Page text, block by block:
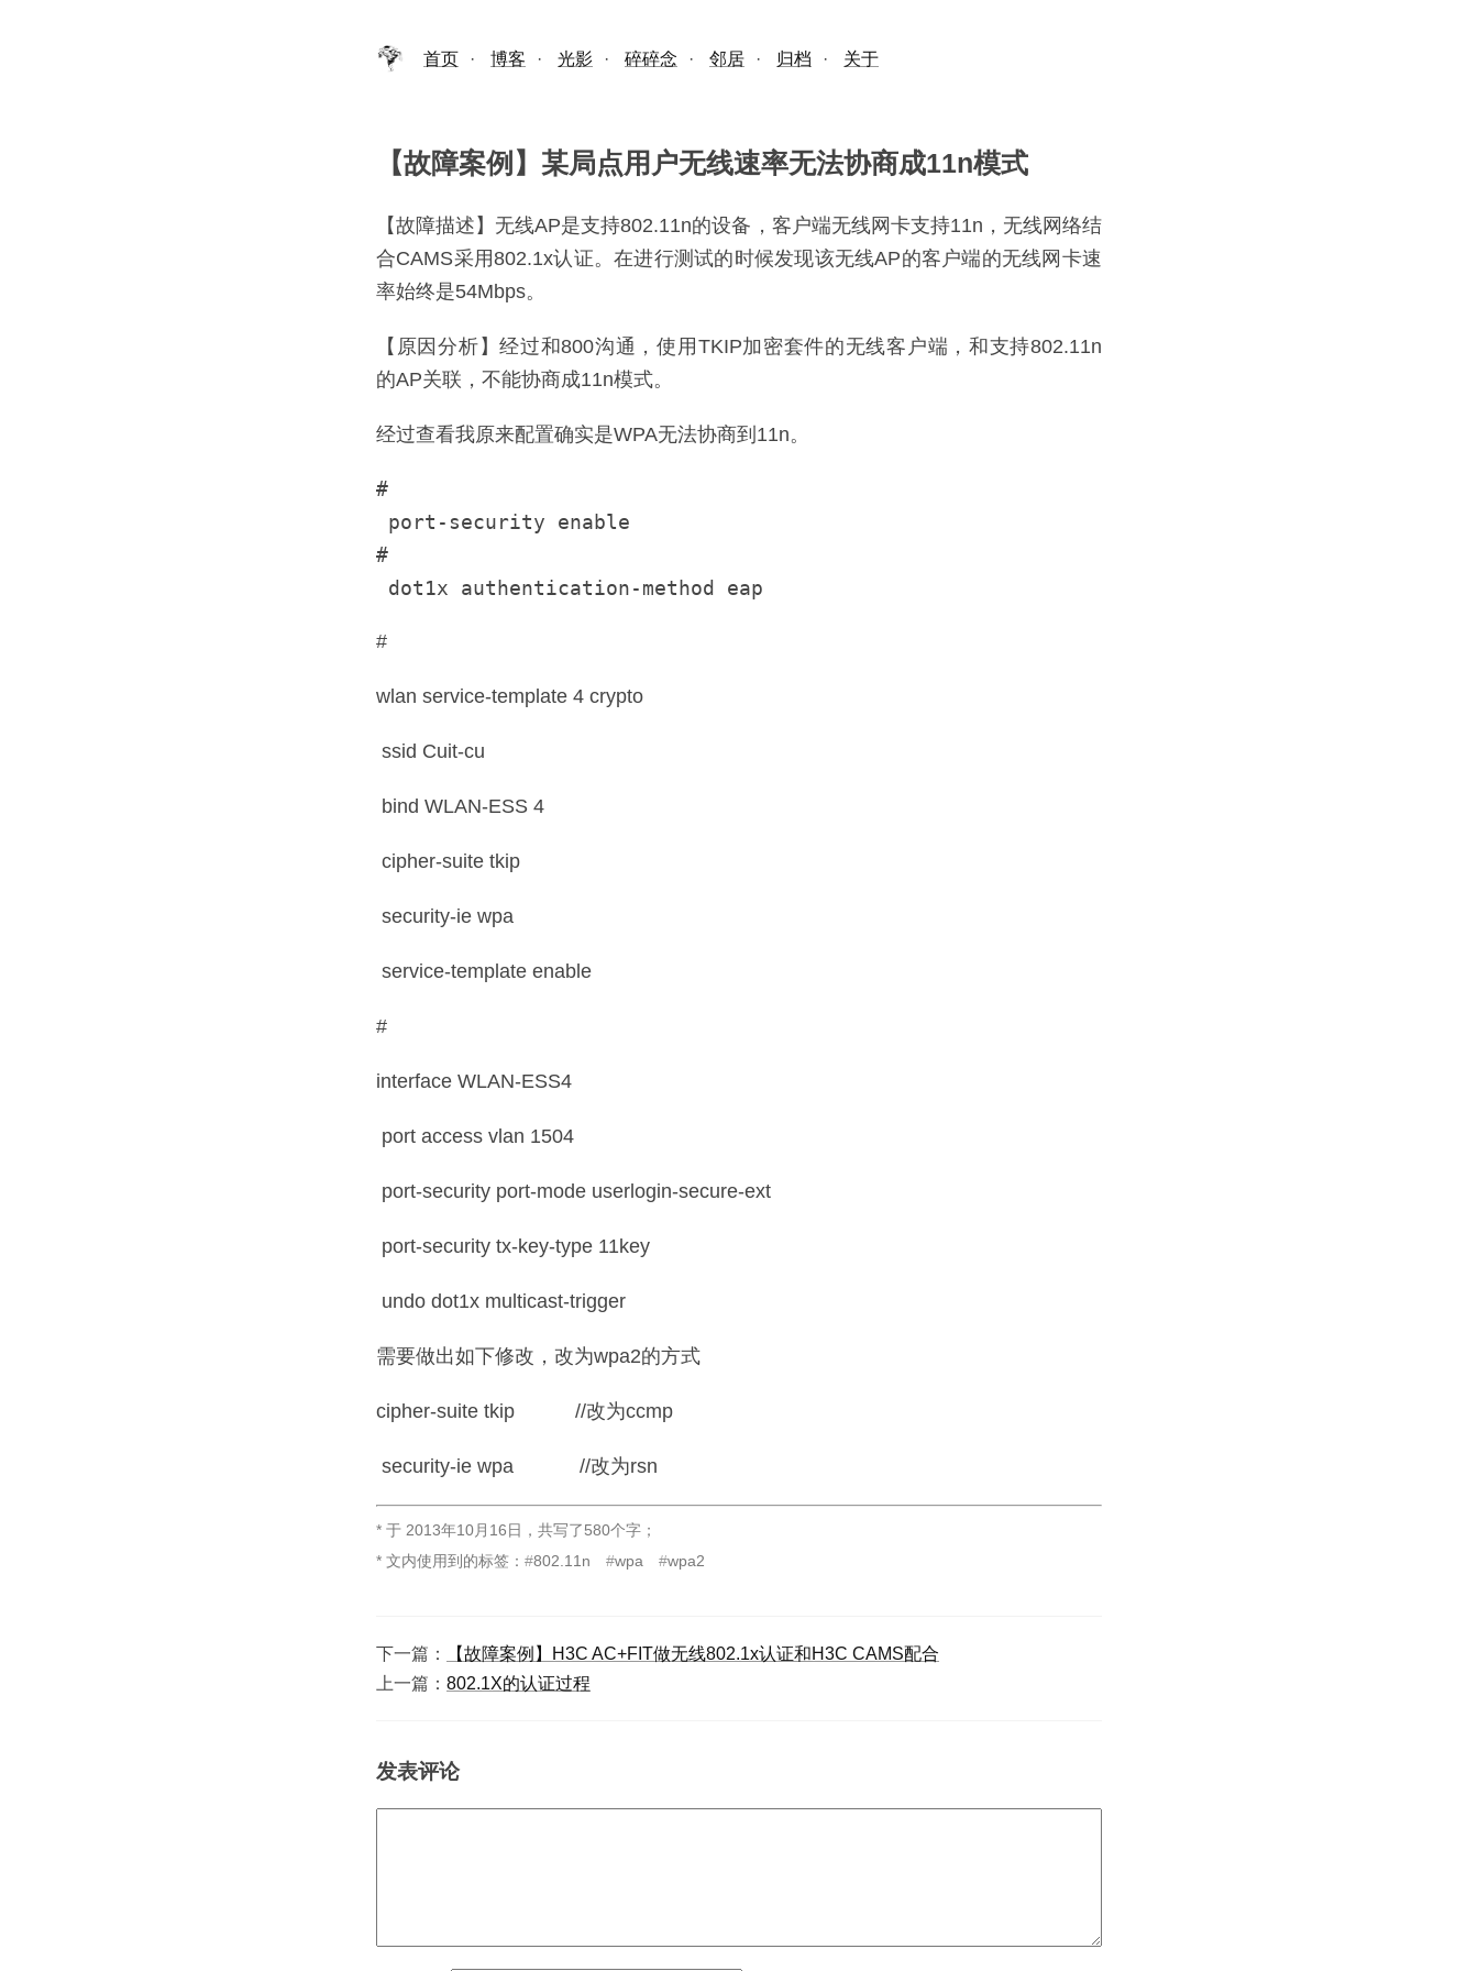
首页 · 博客 · 光影 · 碎碎念 · 邻居 · 归档 · 关于
【故障案例】某局点用户无线速率无法协商成11n模式
【故障描述】无线AP是支持802.11n的设备，客户端无线网卡支持11n，无线网络结
合CAMS采用802.1x认证。在进行测试的时候发现该无线AP的客户端的无线网卡速
率始终是54Mbps。
【原因分析】经过和800沟通，使用TKIP加密套件的无线客户端，和支持802.11n
的AP关联，不能协商成11n模式。
经过查看我原来配置确实是WPA无法协商到11n。
#
port-security enable
#
dot1x authentication-method eap
#
wlan service-template 4 crypto
ssid Cuit-cu
bind WLAN-ESS 4
cipher-suite tkip
security-ie wpa
service-template enable
#
interface WLAN-ESS4
port access vlan 1504
port-security port-mode userlogin-secure-ext
port-security tx-key-type 11key
undo dot1x multicast-trigger
需要做出如下修改，改为wpa2的方式
cipher-suite tkip //改为ccmp
security-ie wpa //改为rsn
* 于 2013年10月16日 ， 共写了580个字 ；
* 文内使用到的标签：
802.11n wpa wpa2
下一篇：
【故障案例】H3C AC+FIT做无线802.1x认证和H3C CAMS配合
上一篇： 802.1X的认证过程
发表评论